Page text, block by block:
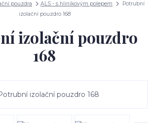
pouzdra ALS - s hliníkovým polepem
Potrubní
izolační pouzdro 168
izolační pouzdro
168